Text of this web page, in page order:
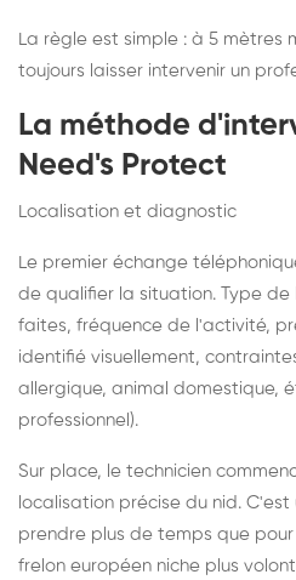
La règle est simple : à 5 mètres
toujours laisser intervenir un
La méthode
Need's Protect
Localisation et diagnostic
Le premier échange
de qualifier la situation. Type
faites, fréquence de l'activité,
identifié visuellement,
allergique, animal domestique,
professionnel).
Sur place, le technicien
localisation précise du nid.
prendre plus de temps que
frelon européen niche plus